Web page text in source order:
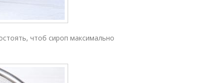
чтоб сироп максимально